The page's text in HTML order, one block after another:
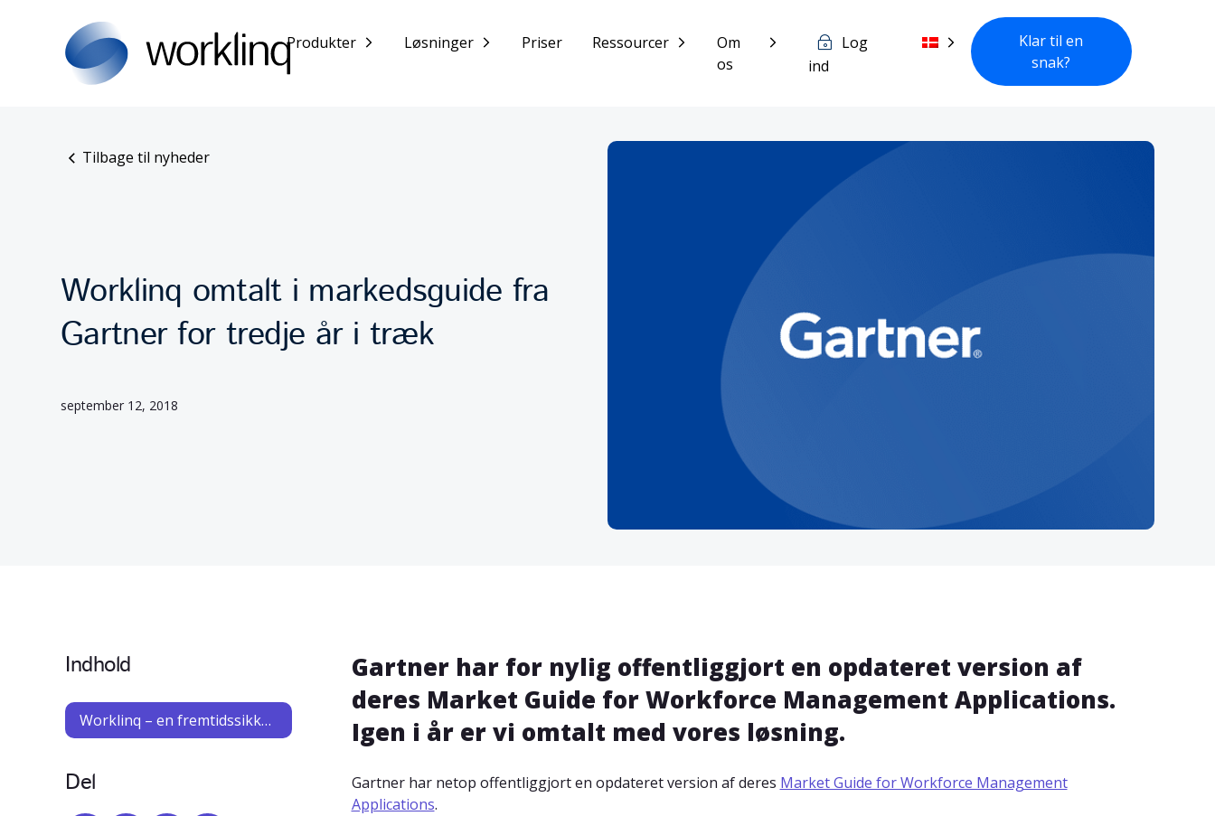
Produkter Løsninger Priser Ressourcer
Om
os
Log
ind
Klar til en
snak?
Tilbage til nyheder
Worklinq omtalt i markedsguide fra
Gartner for tredje år i træk
september 12, 2018
Indhold
Worklinq – en fremtidssikker løsning
Del
Gartner har for nylig offentliggjort en opdateret version af
deres Market Guide for Workforce Management Applications.
Igen i år er vi omtalt med vores løsning.
Gartner har netop offentliggjort en opdateret version af deres Market Guide for Workforce Management
Applications.